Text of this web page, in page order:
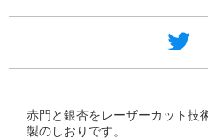
赤門と銀杏をレーザーカット技
製のしおりです。